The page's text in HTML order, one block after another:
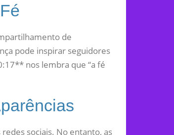
de
pode inspirar seguidores
nos lembra que “a fé
sociais. No entanto, as